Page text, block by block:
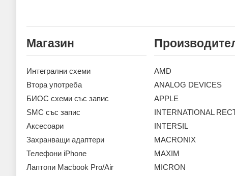
Магазин
Интегрални схеми
Втора употреба
БИОС схеми със запис
SMC със запис
Аксесoари
Захранващи адаптери
Телефони iPhone
Лаптопи Macbook Pro/Air
AMD
ANALOG DEVICES
APPLE
INTERNATIONAL
INTERSIL
MACRONIX
MAXIM
MICRON